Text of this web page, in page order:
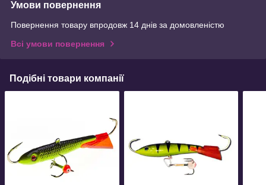
Умови повернення
Повернення товару впродовж 14 днів за домовленістю
Всі умови повернення
Подібні товари компанії